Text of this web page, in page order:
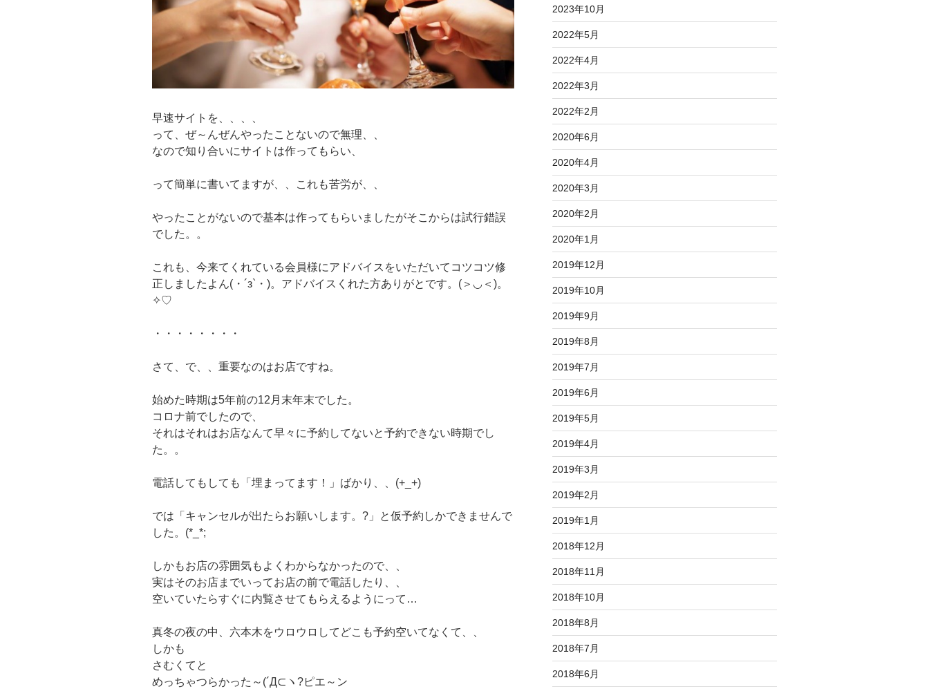
早速サイトを、、、、
って、ぜ～んぜんやったことないので無理、、
なので知り合いにサイトは作ってもらい、
って簡単に書いてますが、、これも苦労が、、
やったことがないので基本は作ってもらいましたがそこからは試行錯誤
でした。。
これも、今来てくれている会員様にアドバイスをいただいてコツコツ修
正しましたよん(・´з`・)。アドバイスくれた方ありがとです。(＞◡＜)。
✧♡
・・・・・・・・
さて、で、、重要なのはお店ですね。
始めた時期は5年前の12月末年末でした。
コロナ前でしたので、
それはそれはお店なんて早々に予約してないと予約できない時期でし
た。。
電話してもしても「埋まってます！」ばかり、、(+_+)
では「キャンセルが出たらお願いします。?」と仮予約しかできませんで
した。(*_*;
しかもお店の雰囲気もよくわからなかったので、、
実はそのお店までいってお店の前で電話したり、、
空いていたらすぐに内覧させてもらえるようにって…
真冬の夜の中、六本木をウロウロしてどこも予約空いてなくて、、
しかも
さむくてと
めっちゃつらかった～(´Д⊂ヽ?ピエ～ン
2023年10月
2022年5月
2022年4月
2022年3月
2022年2月
2020年6月
2020年4月
2020年3月
2020年2月
2020年1月
2019年12月
2019年10月
2019年9月
2019年8月
2019年7月
2019年6月
2019年5月
2019年4月
2019年3月
2019年2月
2019年1月
2018年12月
2018年11月
2018年10月
2018年8月
2018年7月
2018年6月